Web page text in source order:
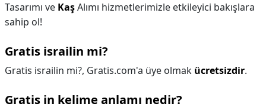
Tasarımı ve KaşAlımı hizmetlerimizle etkileyici bakışlara
sahip ol!
Gratis israilin mi?
Gratis israilin mi?, Gratis.com'a üye olmak ücretsizdir.
Gratis in kelime anlamı nedir?